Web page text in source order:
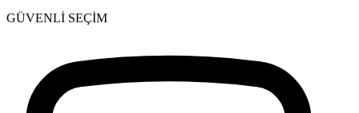
GÜVENLİ SEÇİM